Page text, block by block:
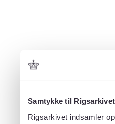
Samtykke til
Rigsarkivet indsamler